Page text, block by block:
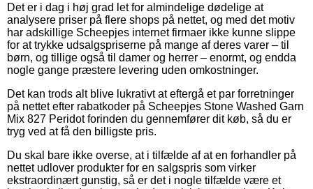
Det er i dag i høj grad let for almindelige dødelige at
analysere priser på flere shops på nettet, og med det motiv
har adskillige Scheepjes internet firmaer ikke kunne slippe
for at trykke udsalgspriserne på mange af deres varer – til
børn, og tillige også til damer og herrer – enormt, og endda
nogle gange præstere levering uden omkostninger.
Det kan trods alt blive lukrativt at eftergå et par forretninger
på nettet efter rabatkoder på Scheepjes Stone Washed Garn
Mix 827 Peridot forinden du gennemfører dit køb, så du er
tryg ved at få den billigste pris.
Du skal bare ikke overse, at i tilfælde af at en forhandler på
nettet udlover produkter for en salgspris som virker
ekstraordinært gunstig, så er det i nogle tilfælde være et